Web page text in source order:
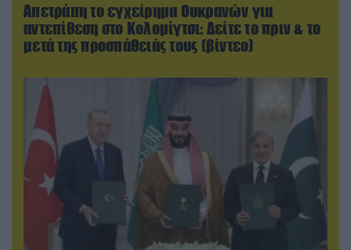
Απετράπη το εγχείρημα Ουκρανών για
αντεπίθεση στο Κολομίγτσι: Δείτε το πριν & το
μετά της προσπάθειάς τους (βίντεο)